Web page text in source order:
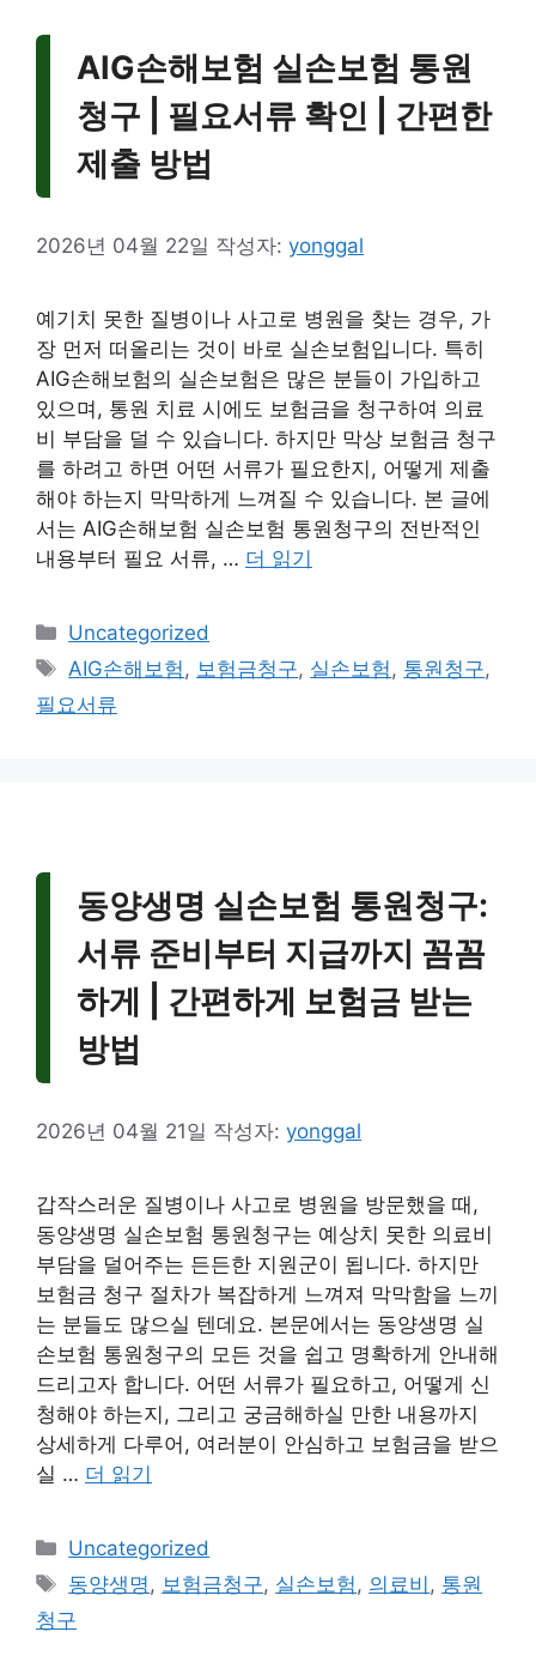
AIG손해보험 실손보험 통원
청구 | 필요서류 확인 | 간편한
제출 방법
2026년 04월 22일 작성자: yonggal
예기치 못한 질병이나 사고로 병원을 찾는 경우, 가
장 먼저 떠올리는 것이 바로 실손보험입니다. 특히
AIG손해보험의 실손보험은 많은 분들이 가입하고
있으며, 통원 치료 시에도 보험금을 청구하여 의료
비 부담을 덜 수 있습니다. 하지만 막상 보험금 청구
를 하려고 하면 어떤 서류가 필요한지, 어떻게 제출
해야 하는지 막막하게 느껴질 수 있습니다. 본 글에
서는 AIG손해보험 실손보험 통원청구의 전반적인
내용부터 필요 서류, … 더 읽기
카
테
리
Uncategorized
태
그
AIG손해보험, 보험금청구, 실손보험, 통원청구,
필요서류
동양생명 실손보험 통원청구:
서류 준비부터 지급까지 꼼꼼
하게 | 간편하게 보험금 받는
방법
2026년 04월 21일 작성자: yonggal
갑작스러운 질병이나 사고로 병원을 방문했을 때,
동양생명 실손보험 통원청구는 예상치 못한 의료비
부담을 덜어주는 든든한 지원군이 됩니다. 하지만
보험금 청구 절차가 복잡하게 느껴져 막막함을 느끼
는 분들도 많으실 텐데요. 본문에서는 동양생명 실
손보험 통원청구의 모든 것을 쉽고 명확하게 안내해
드리고자 합니다. 어떤 서류가 필요하고, 어떻게 신
청해야 하는지, 그리고 궁금해하실 만한 내용까지
상세하게 다루어, 여러분이 안심하고 보험금을 받으
실 … 더 읽기
카
테
리
Uncategorized
태
그
동양생명, 보험금청구, 실손보험, 의료비 , 통원
청구